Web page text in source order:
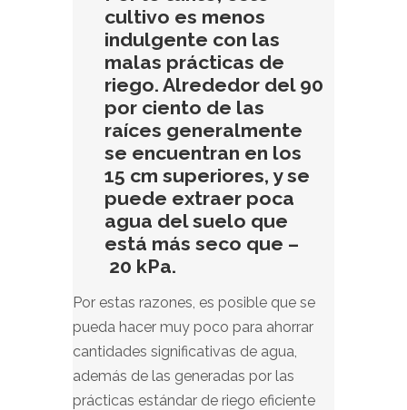
cultivo es menos
indulgente con las
malas prácticas de
riego. Alrededor del 90
por ciento de las
raíces generalmente
se encuentran en los
15 cm superiores, y se
puede extraer poca
agua del suelo que
está más seco que –
20 kPa.
Por estas razones, es posible que se
pueda hacer muy poco para ahorrar
cantidades significativas de agua,
además de las generadas por las
prácticas estándar de riego eficiente